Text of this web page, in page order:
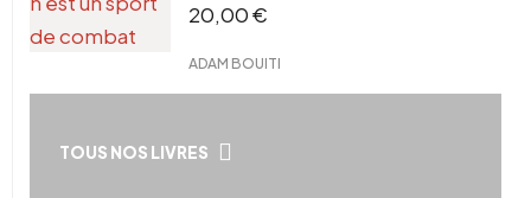
20,00€
ADAM BOUITI
TOUS NOS LIVRES